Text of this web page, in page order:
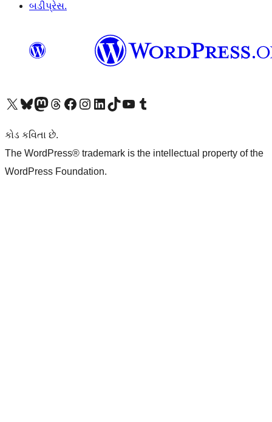
બડીપ્રેસ.
અમારા X (અગાઉ ટ્વિટર) એકાઉન્ટની મુલાકાત લોઅમારા Bluesky એકાઉન્ટની મુલાકાત લોઅમારા માસ્ટોડોન એકાઉન્ટની મુલાકાત લોઅમારા Threads એકાઉન્ટની મુલાકાત લો અમારા ફેસબુક પેજની મુલાકાત લોઅમારા ઇન્સ્ટાગ્રામ એકાઉન્ટની મુલાકાત લો અમારા LinkedIn એકાઉન્ટની મુલાકાત લોઅમારા TikTok એકાઉન્ટની મુલાકાત લોઅમારી YouTube ચેનલની મુલાકાત લો અમારા Tumblr એકાઉન્ટની મુલાકાત લો
કોડ કવિતા છે.
The WordPress® trademark is the intellectual property of the
WordPress Foundation.